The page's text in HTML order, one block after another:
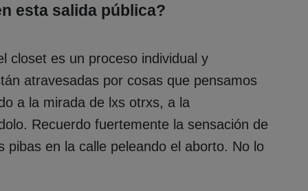
esta salida pública?
closet es un proceso individual y
atravesadas por cosas que pensamos
a la mirada de lxs otrxs, a la
Recuerdo fuertemente la sensación de
en la calle peleando el aborto. No lo